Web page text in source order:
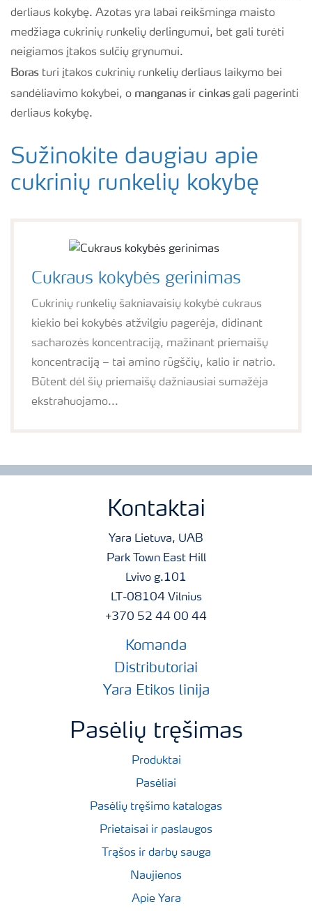
derliaus kokybę. Azotas yra labai reikšminga maisto
medžiaga cukrinių runkelių derlingumui, bet gali turėti
neigiamos įtakos sulčių grynumui.
Borasturi įtakos cukrinių runkelių derliaus laikymo bei
sandėliavimo kokybei, o manganasircinkasgali pagerinti
derliaus kokybę.
Sužinokite daugiau apie
cukrinių runkelių kokybę
Cukraus kokybės gerinimas
Cukrinių runkelių šakniavaisių kokybė cukraus
kiekio bei kokybės atžvilgiu pagerėja, didinant
sacharozės koncentraciją, mažinant priemaišų
koncentraciją – tai amino rūgščių, kalio ir natrio.
Būtent dėl šių priemaišų dažniausiai sumažėja
ekstrahuojamo...
Kontaktai
Yara Lietuva, UAB
Park Town East Hill
Lvivo g.101
LT-08104 Vilnius
+370 52 44 00 44
Komanda
Distributoriai
Yara Etikos linija
Pasėlių tręšimas
Produktai
Pasėliai
Pasėlių tręšimo katalogas
Prietaisai ir paslaugos
Trąšos ir darbų sauga
Naujienos
Apie Yara